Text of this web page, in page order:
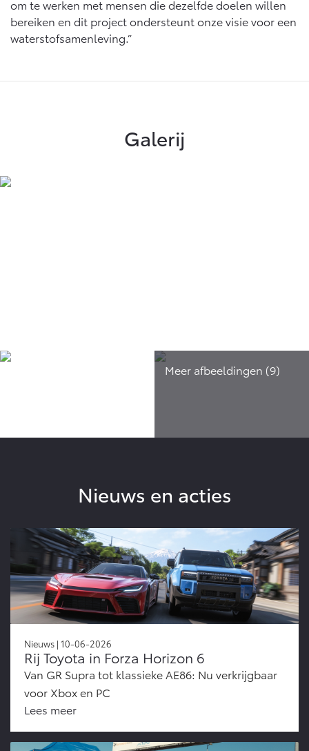
om te werken met mensen die dezelfde doelen willen
bereiken en dit project ondersteunt onze visie voor een
waterstofsamenleving.”
Galerij
Nieuws en acties
Nieuws | 10-06-2026
Rij Toyota in Forza Horizon 6
Van GR Supra tot klassieke AE86: Nu verkrijgbaar
voor Xbox en PC
Lees meer